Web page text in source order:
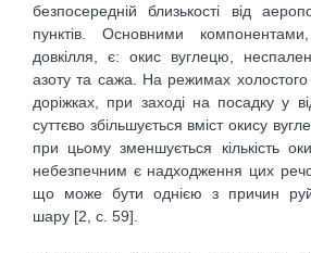
безпосередній близькості від
пунктів. Основними
довкілля, є: окис вуглецю,
азоту та сажа. На режимах
доріжках, при заході на посадку у
суттєво збільшується вміст окису
при цьому зменшується кількість
небезпечним є надходження цих
що може бути однією з причин
шару [2, c. 59].